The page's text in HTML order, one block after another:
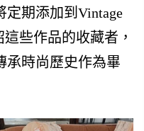
定期添加到Vintage
些作品的收藏者，
承時尚歷史作為畢